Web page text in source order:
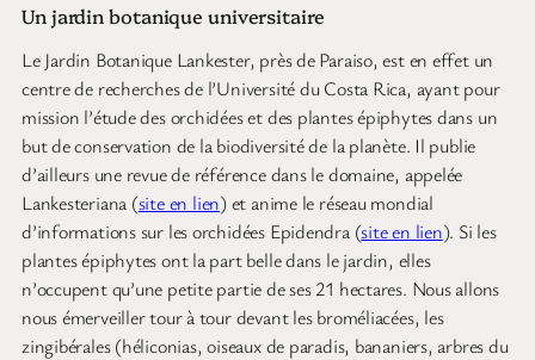
Un jardin botanique universitaire
Le Jardin Botanique Lankester, près de Paraiso, est en effet un
centre de recherches de l’Université du Costa Rica, ayant pour
mission l’étude des orchidées et des plantes épiphytes dans un
but de conservation de la biodiversité de la planète. Il publie
d’ailleurs une revue de référence dans le domaine, appelée
Lankesteriana (site en lien) et anime le réseau mondial
d’informations sur les orchidées Epidendra (site en lien). Si les
plantes épiphytes ont la part belle dans le jardin, elles
n’occupent qu’une petite partie de ses 21 hectares. Nous allons
nous émerveiller tour à tour devant les broméliacées, les
zingibérales (héliconias, oiseaux de paradis, bananiers, arbres du